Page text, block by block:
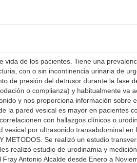
vida de los pacientes. Tiene una
con o sin incontinencia urinaria de
de presión del detrusor durante la fase
o complianza) y habitualmente va
y nos proporciona información sobre
la pared vesical es mayor en pacientes
con hallazgos clínicos o
vesical por ultrasonido transabdominal en
METODOS. Se realizó un estudio
realizó estudio de urodinamia y
Antonio Alcalde desde Enero a